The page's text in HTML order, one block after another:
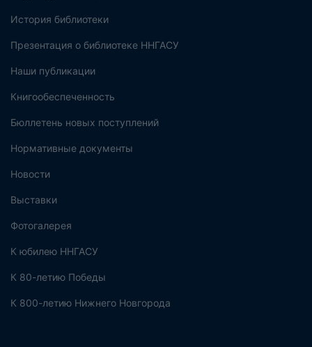
История библиотеки
Презентация о библиотеке ННГАСУ
Наши публикации
Книгообеспеченность
Бюллетень новых поступлений
Нормативные документы
Новости
Выставки
Фотогалерея
К юбилею ННГАСУ
К 80-летию Победы
К 800-летию Нижнего Новгорода